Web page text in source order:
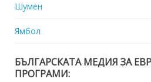
Шумен
Ямбол
БЪЛГАРСКАТА МЕДИЯ ЗА
ПРОГРАМИ: